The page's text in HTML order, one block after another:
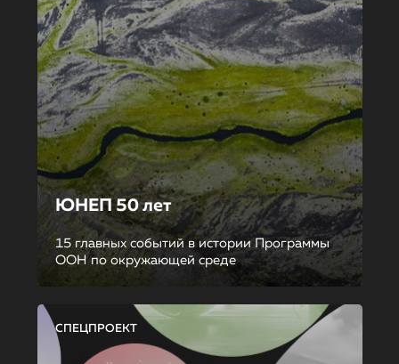
ЮНЕП 50 лет
15 главных событий в истории Программы
ООН по окружающей среде
СПЕЦПРОЕКТ